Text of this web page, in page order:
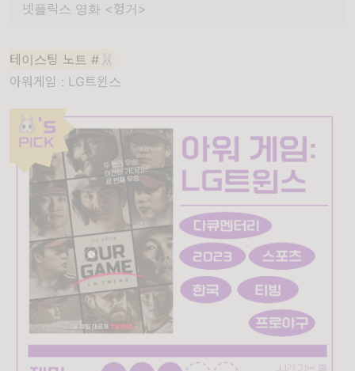
넷플릭스 영화 <헝거>
테이스팅 노트 #🐰
아워게임 : LG트윈스